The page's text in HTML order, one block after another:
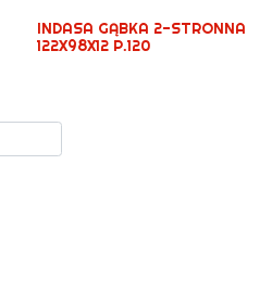
INDASA GĄBKA 2-STRONNA
122X98X12 P.120